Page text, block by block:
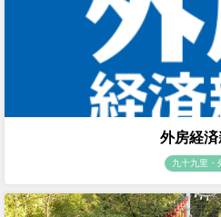
外房経済
九十九里・